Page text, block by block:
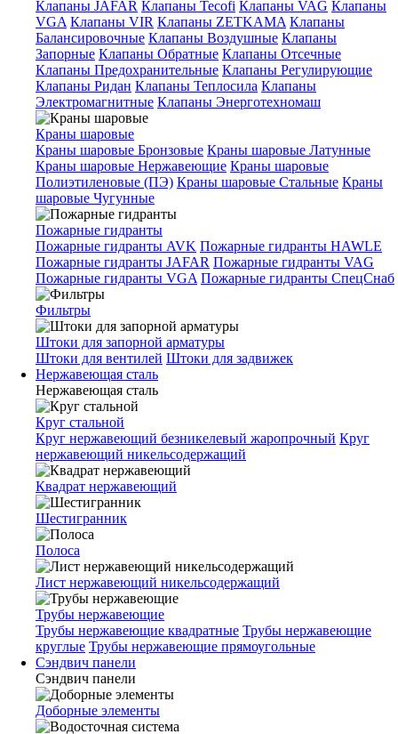
Клапаны JAFAR Клапаны Tecofi Клапаны VAG Клапаны
VGA Клапаны VIR Клапаны ZETKAMA Клапаны
Балансировочные Клапаны Воздушные Клапаны
Запорные Клапаны Обратные Клапаны Отсечные
Клапаны Предохранительные Клапаны Регулирующие
Клапаны Ридан Клапаны Теплосила Клапаны
Электромагнитные Клапаны Энерготехномаш
Краны шаровые
Краны шаровые Бронзовые Краны шаровые Латунные
Краны шаровые Нержавеющие Краны шаровые
Полиэтиленовые (ПЭ) Краны шаровые Стальные Краны
шаровые Чугунные
Пожарные гидранты
Пожарные гидранты AVK Пожарные гидранты HAWLE
Пожарные гидранты JAFAR Пожарные гидранты VAG
Пожарные гидранты VGA Пожарные гидранты СпецСнаб
Фильтры
Штоки для запорной арматуры
Штоки для вентилей Штоки для задвижек
Нержавеющая сталь
Нержавеющая сталь
Круг стальной
Круг нержавеющий безникелевый жаропрочный Круг
нержавеющий никельсодержащий
Квадрат нержавеющий
Шестигранник
Полоса
Лист нержавеющий никельсодержащий
Трубы нержавеющие
Трубы нержавеющие квадратные Трубы нержавеющие
круглые Трубы нержавеющие прямоугольные
Сэндвич панели
Сэндвич панели
Доборные элементы